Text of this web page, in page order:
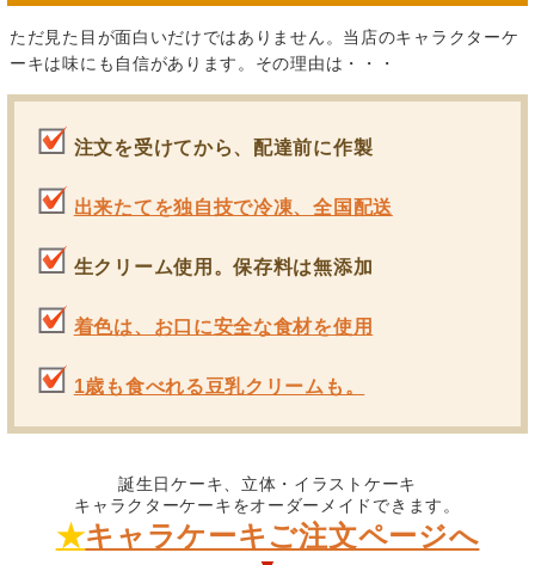
ただ見た目が面白いだけではありません。当店のキャラクターケ
ーキは味にも自信があります。その理由は・・・
注文を受けてから、配達前に作製
出来たてを独自技で冷凍、全国配送
生クリーム使用。保存料は無添加
着色は、お口に安全な食材を使用
1歳も食べれる豆乳クリームも。
誕生日ケーキ、立体・イラストケーキ
キャラクターケーキをオーダーメイドできます。
★キャラケーキご注文ページへ